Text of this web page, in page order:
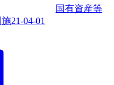
国有資産等
施21-04-01